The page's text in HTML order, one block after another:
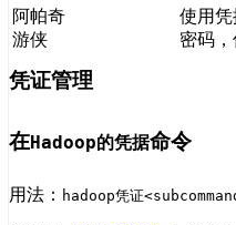
阿帕奇
游侠
使用
密码，
凭证管理
在Hadoop的凭据命令
用法： hadoop凭证